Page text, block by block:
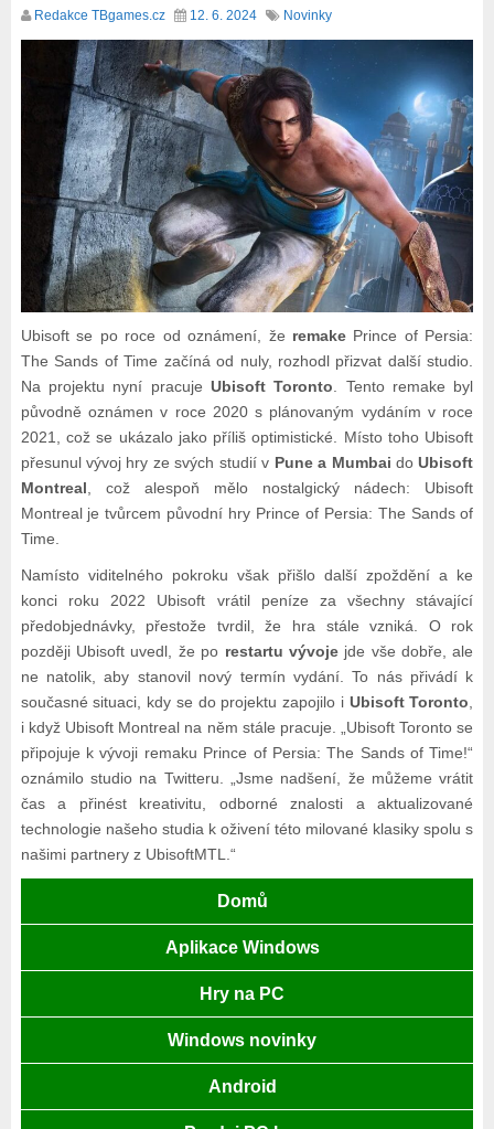
Redakce TBgames.cz 12. 6. 2024 Novinky
Ubisoft se po roce od oznámení, že remake Prince of Persia:
The Sands of Time začíná od nuly, rozhodl přizvat další studio.
Na projektu nyní pracujeUbisoft Toronto . Tento remake byl
původně oznámen v roce 2020 s plánovaným vydáním v roce
2021, což se ukázalo jako příliš optimistické. Místo toho Ubisoft
přesunul vývoj hry ze svých studií v Pune a Mumbai doUbisoft
Montreal , což alespoň mělo nostalgický nádech: Ubisoft
Montreal je tvůrcem původní hry Prince of Persia: The Sands of
Time.
Namísto viditelného pokroku však přišlo další zpoždění a ke
konci roku 2022 Ubisoft vrátil peníze za všechny stávající
předobjednávky, přestože tvrdil, že hra stále vzniká. O rok
později Ubisoft uvedl, že po restartu vývojejde vše dobře, ale
ne natolik, aby stanovil nový termín vydání. To nás přivádí k
současné situaci, kdy se do projektu zapojilo i Ubisoft Toronto
i když Ubisoft Montreal na něm stále pracuje. „Ubisoft Toronto se
připojuje k vývoji remaku Prince of Persia: The Sands of Time!“
oznámilo studio na Twitteru. „Jsme nadšení, že můžeme vrátit
čas a přinést kreativitu, odborné znalosti a aktualizované
technologie našeho studia k oživení této milované klasiky spolu s
našimi partnery z UbisoftMTL.“
Domů
Aplikace Windows
Hry na PC
Windows novinky
Android